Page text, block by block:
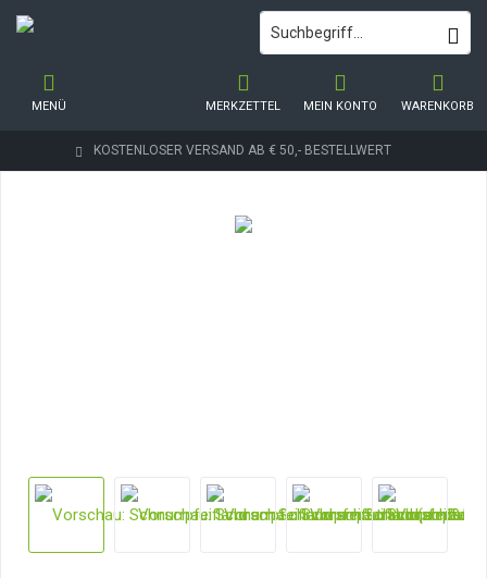
KOSTENLOSER VERSAND AB € 50,- BESTELLWERT
WARENKORB
MERKZETTEL MEIN KONTO
MENÜ